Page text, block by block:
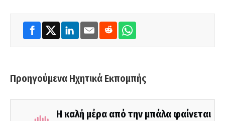
Προηγούμενα Ηχητικά Εκπομπής
Η καλή μέρα από την μπάλα φαίνεται